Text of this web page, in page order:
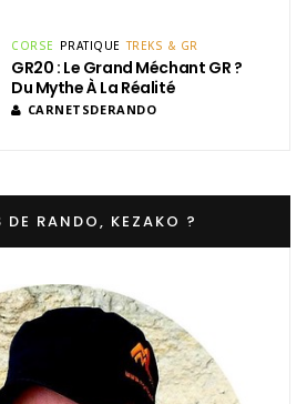
CORSE PRATIQUE TREKS & GR
GR20 : Le Grand Méchant GR ?
Du Mythe À La Réalité
CARNETSDERANDO
DE RANDO, KEZAKO ?